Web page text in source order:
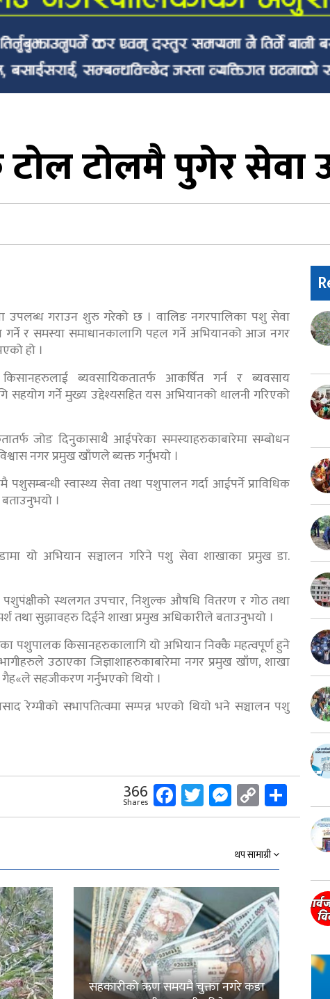
टोलमै पुगेर सेवा
उपलब्ध गराउन शुरु गरेको छ । वालिङ नगरपालिका पशु सेवा
गर्ने र समस्या समाधानकालागि पहल गर्ने अभियानको आज नगर
हो ।
ब्यवसायिकतातर्फ आकर्षित गर्न र ब्यवसाय
गर्ने मुख्य उद्देश्यसहित यस अभियानको थालनी गरिएको
जोड दिनुकासाथै आईपरेका समस्याहरुकाबारेमा सम्बोधन
नगर प्रमुख खाँणले ब्यक्त गर्नुभयो ।
स्वास्थ्य सेवा तथा पशुपालन गर्दा आईपर्ने प्राविधिक
।
यो अभियान सञ्चालन गरिने पशु सेवा शाखाका प्रमुख डा.
पशुपंक्षीको स्थलगत उपचार, निशुल्क औषधि वितरण र गोठ तथा
तथा सुझावहरु दिईने शाखा प्रमुख अधिकारीले बताउनुभयो ।
पशुपालक किसानहरुकालागि यो अभियान निक्कै महत्वपूर्ण हुने
उठाएका जिज्ञाशाहरुकाबारेमा नगर प्रमुख खाँण, शाखा
सहजीकरण गर्नुभएको थियो ।
रेग्मीको सभापतित्वमा सम्पन्न भएको थियो भने सञ्चालन पशु
366
Shares Facebook
Twitter
Messenger
Copy
Link
थप सामाग्री
सहकारीको ऋण समयमै चुक्ता नगरे कडा